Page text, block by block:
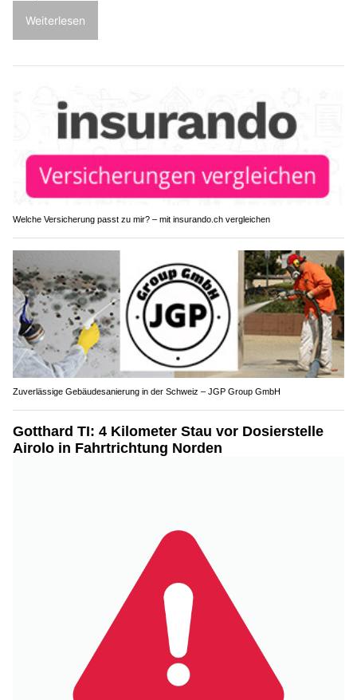
Weiterlesen
Welche Versicherung passt zu mir? – mit insurando.ch vergleichen
Zuverlässige Gebäudesanierung in der Schweiz – JGP Group GmbH
Gotthard TI: 4 Kilometer Stau vor Dosierstelle
Airolo in Fahrtrichtung Norden